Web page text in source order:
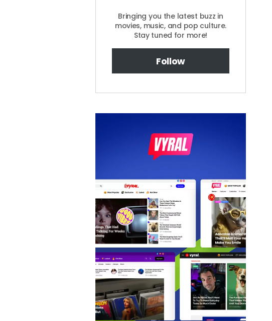
Bringing you the latest buzz in
movies, music, and pop culture.
Stay tuned for more!
Follow